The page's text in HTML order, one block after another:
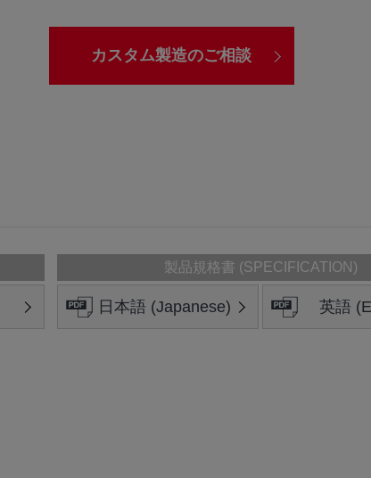
カスタム製造のご相談
製品規格書 (SPECIFICATION)
日本語 (Japanese) 英語